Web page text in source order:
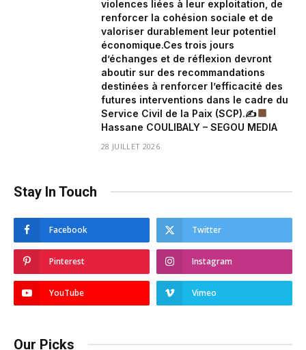
violences liées à leur exploitation, de
renforcer la cohésion sociale et de
valoriser durablement leur potentiel
économique.Ces trois jours
d’échanges et de réflexion devront
aboutir sur des recommandations
destinées à renforcer l’efficacité des
futures interventions dans le cadre du
Service Civil de la Paix (SCP).✍
Hassane COULIBALY – SEGOU MEDIA
28 JUILLET 2026
Stay In Touch
Facebook Twitter
Pinterest Instagram
YouTube Vimeo
Our Picks